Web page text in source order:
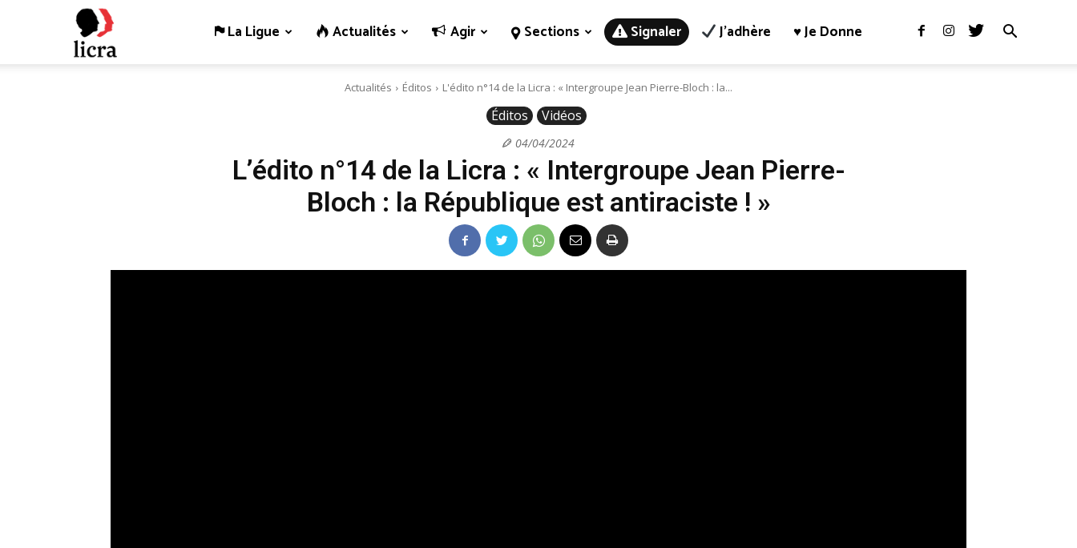
La Ligue Actualités Agir Sections Signaler J’adhère ♥ Je Donne
Actualités Éditos L'édito n°14 de la Licra : « Intergroupe Jean Pierre-Bloch : la...
Éditos Vidéos
04/04/2024
L’édito n°14 de la Licra : « Intergroupe Jean Pierre-
Bloch : la République est antiraciste ! »